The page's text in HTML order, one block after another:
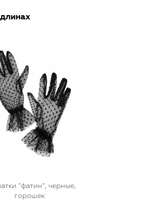
"фатин", черные,
горошек